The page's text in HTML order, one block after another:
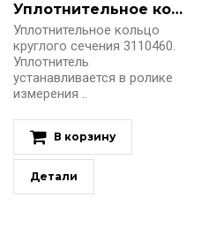
Уплотнительное кольцо (резиновое) круглого сечения
Уплотнительное кольцо
круглого сечения 3110460.
Уплотнитель
устанавливается в ролике
измерения ..
В корзину
Детали